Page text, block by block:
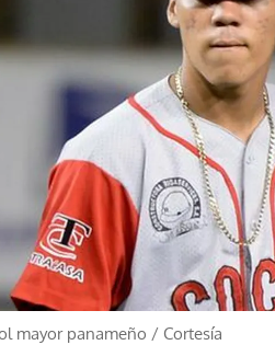
mayor panameño / Cortesía